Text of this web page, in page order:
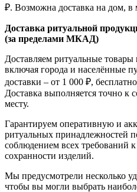
₽. Возможна доставка на дом,
Доставка ритуальной
(за пределами МКАД)
Доставляем ритуальные
включая города и населённые
доставки – от 1 000 ₽,
Доставка выполняется точно к
месту.
Гарантируем оперативную и
ритуальных принадлежностей
соблюдением всех требований
сохранности изделий.
Мы предусмотрели несколько
чтобы вы могли выбрать